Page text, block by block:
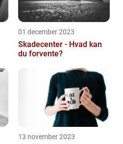
01 december 2023
Skadecenter - Hvad kan
du forvente?
13 november 2023